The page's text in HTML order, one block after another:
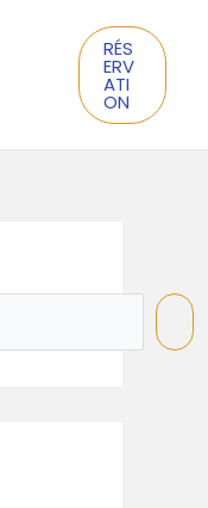
RÉS
ERV
ATI
ON